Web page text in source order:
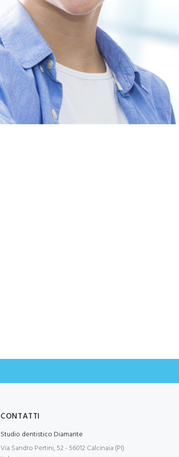
CONTATTI
Studio dentistico Diamante
Via Sandro Pertini, 52 - 56012 Calcinaia (PI)